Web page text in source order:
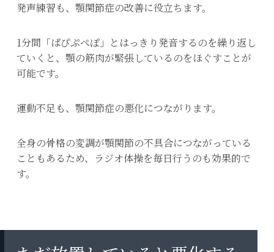
発声練習も、顎関節症の改善に役立ちます。
1分間「ぱぴぷぺぽ」とはっきり発音するのを繰り返し
ていくと、顎の筋肉が緊張しているのをほぐすことが
可能です。
運動不足も、顎関節症の悪化につながります。
全身の骨格の変調が顎関節の不具合につながっている
こともあるため、ラジオ体操を毎日行うのも効果的で
す。